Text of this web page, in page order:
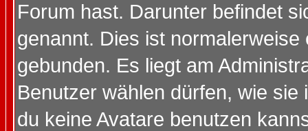
Forum hast. Darunter befindet
genannt. Dies ist
gebunden. Es liegt am
Benutzer wählen dürfen, wie
du keine Avatare benutzen